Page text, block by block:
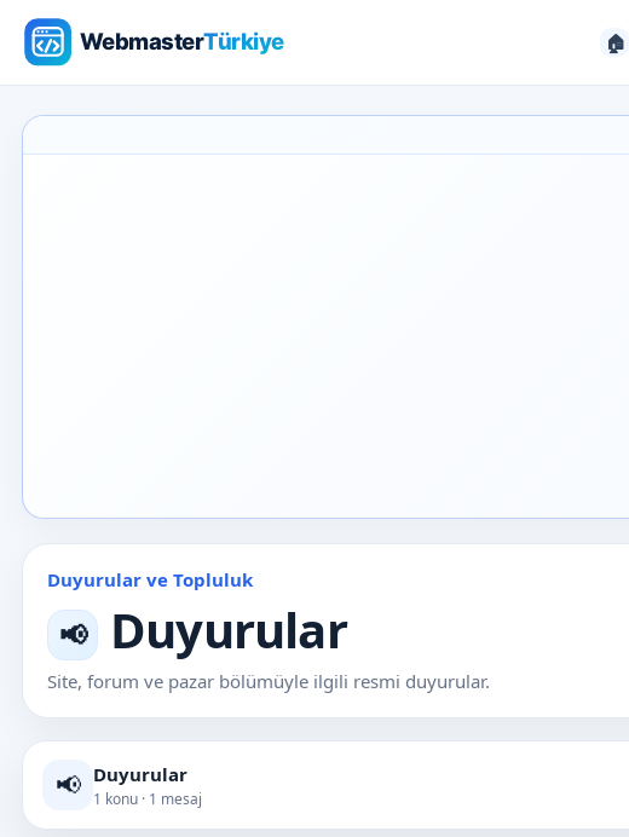
🏠
Duyurular ve Topluluk
📢 Duyurular
Site, forum ve pazar bölümüyle ilgili resmi duyurular.
📢 Duyurular
1 konu · 1 mesaj